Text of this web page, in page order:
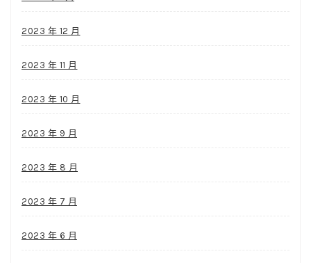
2023 年 12 月
2023 年 11 月
2023 年 10 月
2023 年 9 月
2023 年 8 月
2023 年 7 月
2023 年 6 月